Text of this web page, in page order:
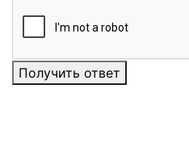
Получить ответ